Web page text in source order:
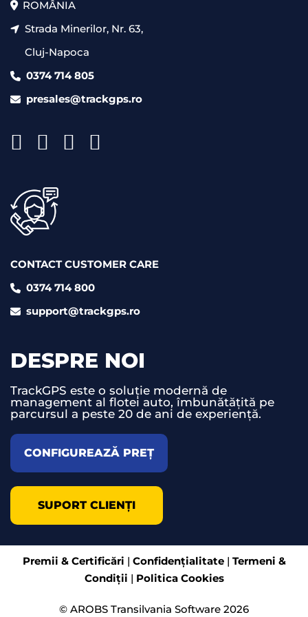
ROMÂNIA
Strada Minerilor, Nr. 63,
Cluj-Napoca
0374 714 805
presales@trackgps.ro
CONTACT CUSTOMER CARE
0374 714 800
support@trackgps.ro
DESPRE NOI
TrackGPS este o soluție modernă de
management al flotei auto, îmbunătățită pe
parcursul a peste 20 de ani de experiență.
CONFIGUREAZĂ PREȚ
SUPORT CLIENȚI
Premii & Certificări | Confidențialitate| Termeni &
Condiții | Politica Cookies
© AROBS Transilvania Software 2026